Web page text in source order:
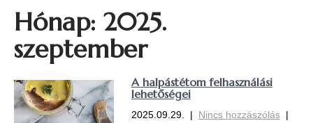
Hónap: 2025.
szeptember
A halpástétom felhasználási
lehetőségei
2025.09.29. | Nincs hozzászólás |